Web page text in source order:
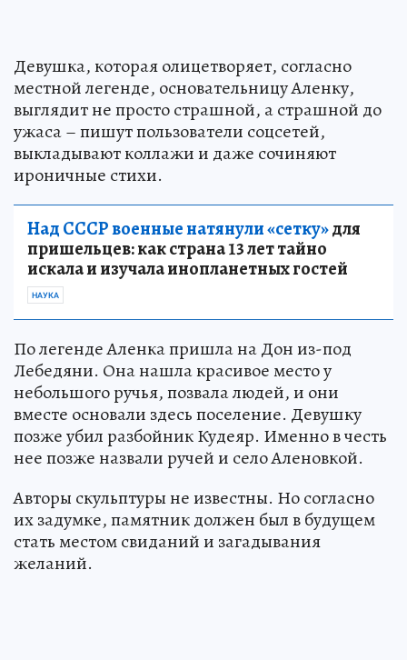
Девушка, которая олицетворяет, согласно
местной легенде, основательницу Аленку,
выглядит не просто страшной, а страшной до
ужаса – пишут пользователи соцсетей,
выкладывают коллажи и даже сочиняют
ироничные стихи.
Над СССР военные натянули «сетку»для
пришельцев: как страна 13 лет тайно
искала и изучала инопланетных гостей
НАУКА
По легенде Аленка пришла на Дон из-под
Лебедяни. Она нашла красивое место у
небольшого ручья, позвала людей, и они
вместе основали здесь поселение. Девушку
позже убил разбойник Кудеяр. Именно в честь
нее позже назвали ручей и село Аленовкой.
Авторы скульптуры не известны. Но согласно
их задумке, памятник должен был в будущем
стать местом свиданий и загадывания
желаний.